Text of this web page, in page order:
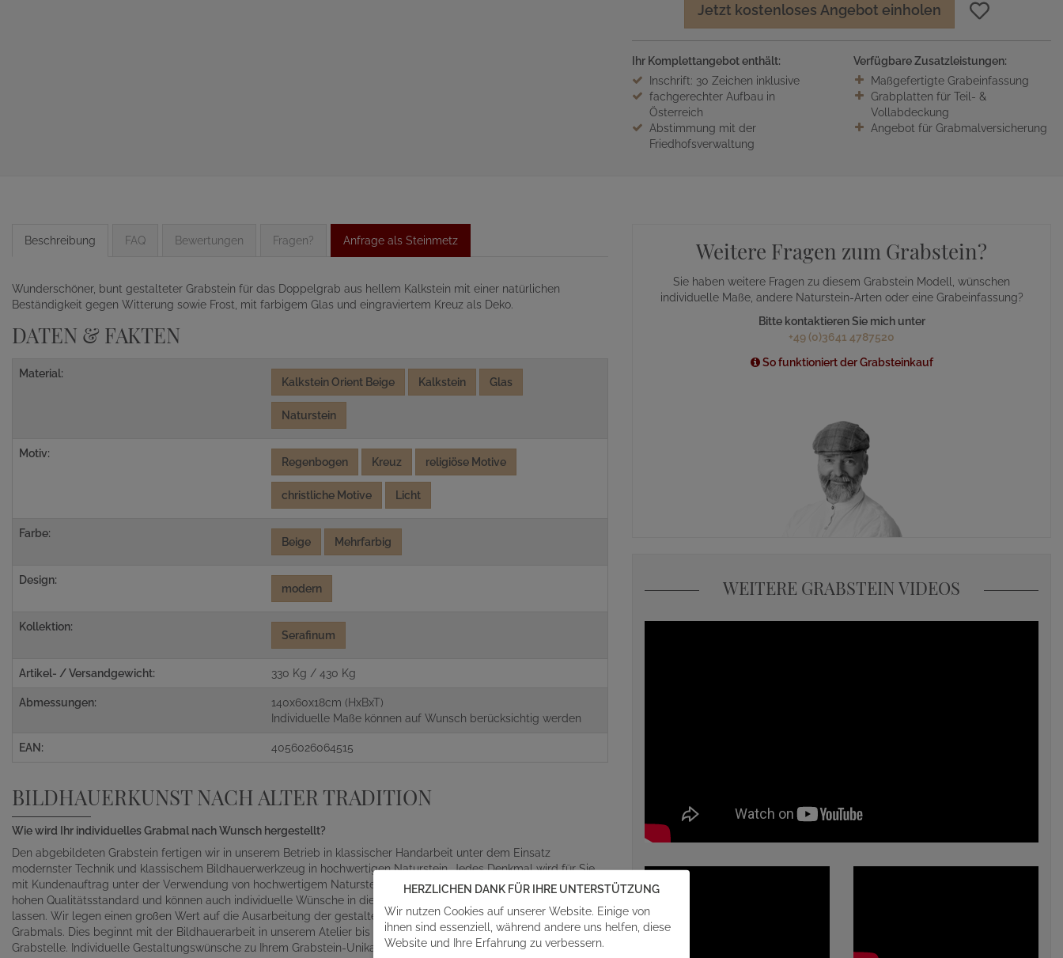
Jetzt kostenloses Angebot einholen
Ihr Komplettangebot enthält:
Inschrift: 30 Zeichen inklusive
fachgerechter Aufbau in
Österreich
Abstimmung mit der
Friedhofsverwaltung
Verfügbare Zusatzleistungen:
Maßgefertigte Grabeinfassung
Grabplatten für Teil- &
Vollabdeckung
Angebot für Grabmalversicherung
Beschreibung FAQ Bewertungen Fragen? Anfrage als Steinmetz
Wunderschöner, bunt gestalteter Grabstein für das Doppelgrab aus hellem Kalkstein mit einer natürlichen
Beständigkeit gegen Witterung sowie Frost, mit farbigem Glas und eingraviertem Kreuz als Deko.
DATEN & FAKTEN
Material:
Kalkstein Orient Beige Kalkstein Glas
Naturstein
Motiv:
Regenbogen Kreuz religiöse Motive
christliche Motive Licht
Farbe:
Beige Mehrfarbig
Design:
modern
Kollektion:
Serafinum
Artikel- / Versandgewicht: 330 Kg / 430 Kg
Abmessungen:
140x60x18cm (HxBxT)
Individuelle Maße können auf Wunsch berücksichtig werden
EAN: 4056026064515
BILDHAUERKUNST NACH ALTER TRADITION
Wie wird Ihr individuelles Grabmal nach Wunsch hergestellt?
Den abgebildeten Grabstein fertigen wir in unserem Betrieb in klassischer Handarbeit unter dem Einsatz
modernster Technik und klassischem Bildhauerwerkzeug in hochwertigen Naturstein. Jedes Denkmal wird für Sie
mit Kundenauftrag unter der Verwendung von hochwertigem Naturstein gefertigt. Somit gewährleisten wir einen
hohen Qualitätsstandard und können auch individuelle Wünsche in die Gestaltung Ihres Grabsteins mit einfließen
lassen. Wir legen einen großen Wert auf die Ausarbeitung der gestalterischen Details und Feinheiten des
Grabmals. Dies beginnt mit der Bildhauerarbeit in unserem Atelier bis zum abschließenden Aufbau auf der
Grabstelle. Individuelle Gestaltungswünsche zu Ihrem Grabstein-Unikat, egal ob Beschriftung, Design oder Material
Weitere Fragen zum Grabstein?
Sie haben weitere Fragen zu diesem Grabstein Modell, wünschen
individuelle Maße, andere Naturstein-Arten oder eine Grabeinfassung?
Bitte kontaktieren Sie mich unter
+49 (0)3641 4787520
So funktioniert der Grabsteinkauf
WEITERE GRABSTEIN VIDEOS
HERZLICHEN DANK FÜR IHRE UNTERSTÜTZUNG
Wir nutzen Cookies auf unserer Website. Einige von
ihnen sind essenziell, während andere uns helfen, diese
Website und Ihre Erfahrung zu verbessern.